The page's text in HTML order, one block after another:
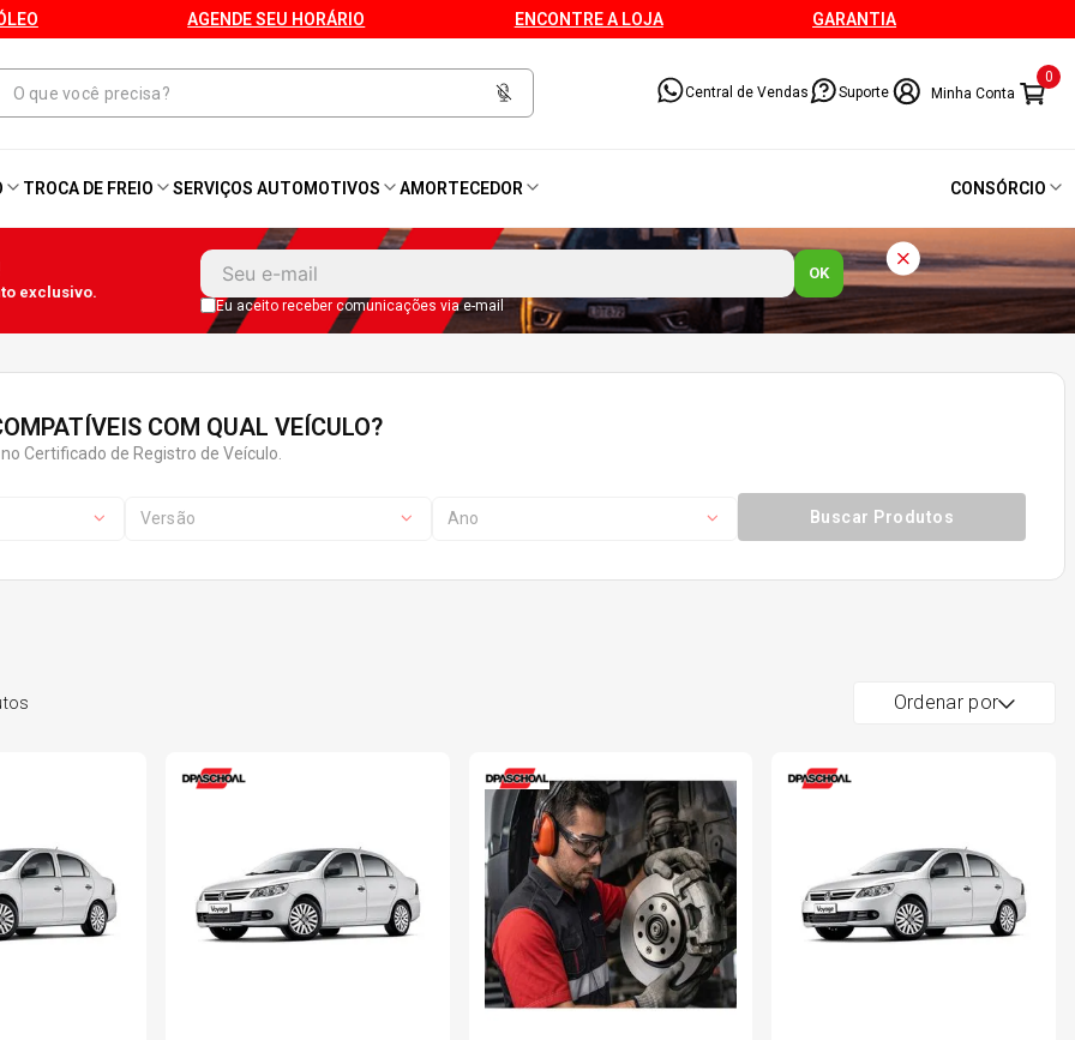
AGENDE SEU HORÁRIO ENCONTRE A LOJA GARANTIA
Central de Vendas Suporte
0
TROCA DE FREIO SERVIÇOS AUTOMOTIVOS AMORTECEDOR CONSÓRCIO
exclusivo.
OK
Eu aceito receber comunicações via e-mail
COM QUAL VEÍCULO?
Certificado de Registro de Veículo.
Versão Ano Buscar Produtos
Ordenar por
º Kit 4 Pneu
º Kit Pneu
º Bproauto
º 175 65r14
Kit 4 Pneu Xbri Aro 13
º Pneu